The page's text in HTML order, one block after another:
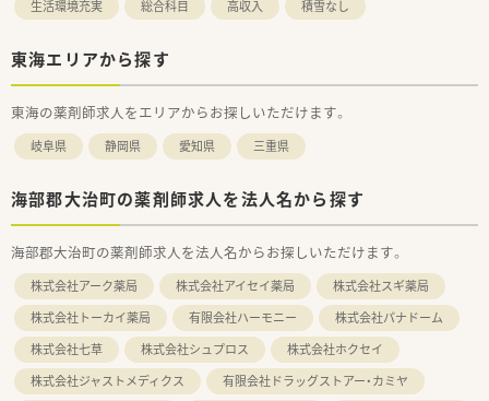
生活環境充実
総合科目 高収入 積雪なし
東海エリアから探す
東海の薬剤師求人をエリアからお探しいただけます。
岐阜県 静岡県 愛知県 三重県
海部郡大治町の薬剤師求人を法人名から探す
海部郡大治町の薬剤師求人を法人名からお探しいただけます。
株式会社アーク薬局 株式会社アイセイ薬局
株式会社スギ薬局
株式会社トーカイ薬局
有限会社ハーモニー
株式会社パナドーム
株式会社七草
株式会社シュプロス
株式会社ホクセイ
株式会社ジャストメディクス
有限会社ドラッグストアー・カミヤ